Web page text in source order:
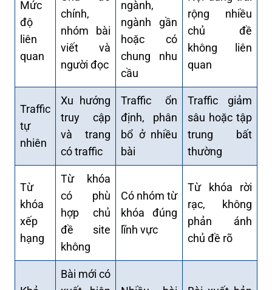
Mức
độ
liên
quan
chính,
nhóm bài
viết và
người đọc
ngành,
ngành gần
hoặc có
chung nhu
cầu
rộng nhiều
chủ đề
không liên
quan
Traffic
tự
nhiên
Xu hướng
truy cập
và trang
có traffic
Traffic ổn
định, phân
bổ ở nhiều
bài
Traffic giảm
sâu hoặc tập
trung bất
thường
Từ
khóa
xếp
hạng
Từ khóa
có phù
hợp chủ
đề site
không
Có nhóm từ
khóa đúng
lĩnh vực
Từ khóa rời
rạc, không
phản ánh
chủ đề rõ
Bài mới có